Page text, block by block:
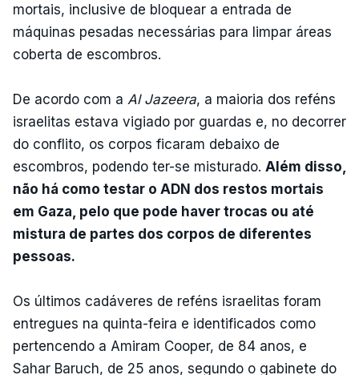
mortais, inclusive de bloquear a entrada de
máquinas pesadas necessárias para limpar áreas
coberta de escombros.
De acordo com a Al Jazeera, a maioria dos reféns
israelitas estava vigiado por guardas e, no decorrer
do conflito, os corpos ficaram debaixo de
escombros, podendo ter-se misturado. Além disso,
não há como testar o ADN dos restos mortais
em Gaza, pelo que pode haver trocas ou até
mistura de partes dos corpos de diferentes
pessoas.
Os últimos cadáveres de reféns israelitas foram
entregues na quinta-feira e identificados como
pertencendo a Amiram Cooper, de 84 anos, e
Sahar Baruch, de 25 anos, segundo o gabinete do